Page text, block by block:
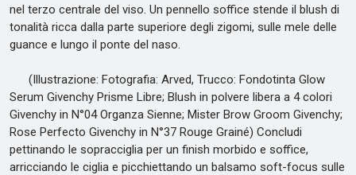
nel terzo centrale del viso. Un pennello soffice stende il blush di
tonalità ricca dalla parte superiore degli zigomi, sulle mele delle
guance e lungo il ponte del naso.
(Illustrazione: Fotografia: Arved, Trucco: Fondotinta Glow
Serum Givenchy Prisme Libre; Blush in polvere libera a 4 colori
Givenchy in N°04 Organza Sienne; Mister Brow Groom Givenchy;
Rose Perfecto Givenchy in N°37 Rouge Grainé) Concludi
pettinando le sopracciglia per un finish morbido e soffice,
arricciando le ciglia e picchiettando un balsamo soft-focus sulle